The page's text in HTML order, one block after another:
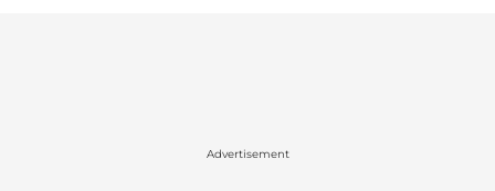
Advertisement